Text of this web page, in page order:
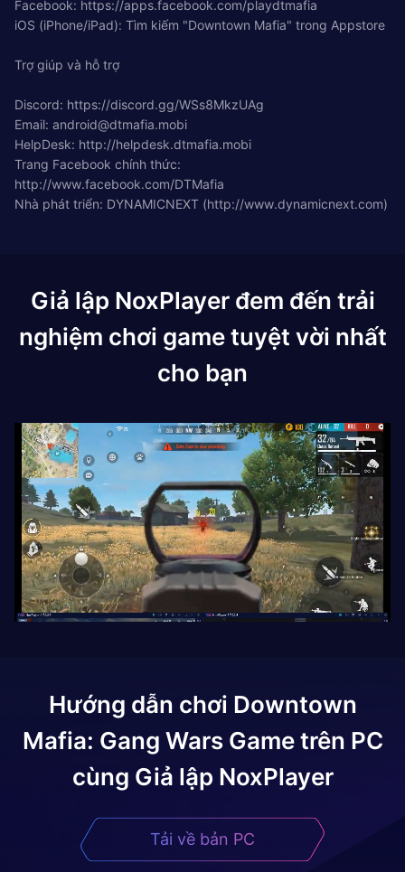
Facebook: https://apps.facebook.com/playdtmafia
iOS (iPhone/iPad): Tìm kiếm "Downtown Mafia" trong Appstore
Trợ giúp và hỗ trợ
Discord: https://discord.gg/WSs8MkzUAg
Email: android@dtmafia.mobi
HelpDesk: http://helpdesk.dtmafia.mobi
Trang Facebook chính thức:
http://www.facebook.com/DTMafia
Nhà phát triển: DYNAMICNEXT (http://www.dynamicnext.com)
Giả lập NoxPlayer đem đến trải
nghiệm chơi game tuyệt vời nhất
cho bạn
Hướng dẫn chơi Downtown
Mafia: Gang Wars Gametrên PC
cùng Giả lập NoxPlayer
Tải về bản PC